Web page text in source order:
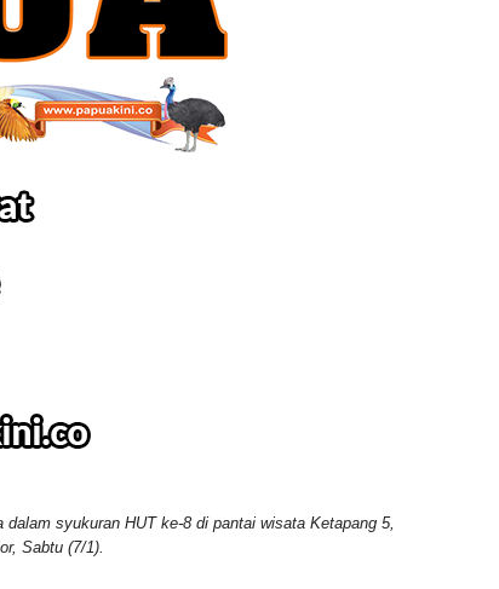
syukuran HUT ke-8 di pantai wisata Ketapang 5,
Sabtu (7/1).